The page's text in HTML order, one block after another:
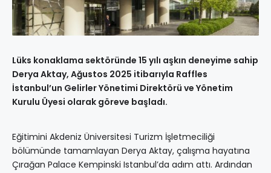
Lüks konaklama sektöründe 15 yılı aşkın deneyime sahip
Derya Aktay, Ağustos 2025 itibarıyla Raffles
İstanbul’un Gelirler Yönetimi Direktörü ve Yönetim
Kurulu Üyesi olarak göreve başladı.
Eğitimini Akdeniz Üniversitesi Turizm İşletmeciliği
bölümünde tamamlayan Derya Aktay, çalışma hayatına
Çırağan Palace Kempinski Istanbul’da adım attı. Ardından